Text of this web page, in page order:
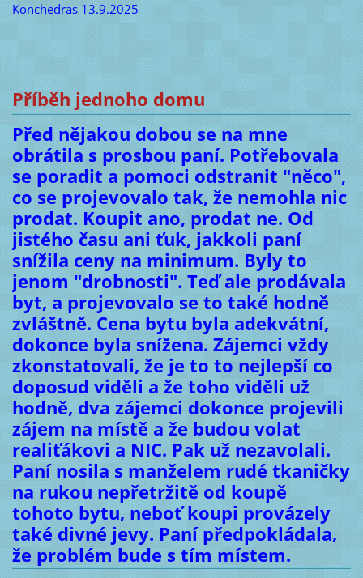
Konchedras 13.9.2025
Příběh jednoho domu
Před nějakou dobou se na mne
obrátila s prosbou paní. Potřebovala
se poradit a pomoci odstranit "něco",
co se projevovalo tak, že nemohla nic
prodat. Koupit ano, prodat ne. Od
jistého času ani ťuk, jakkoli paní
snížila ceny na minimum. Byly to
jenom "drobnosti". Teď ale prodávala
byt, a projevovalo se to také hodně
zvláštně. Cena bytu byla adekvátní,
dokonce byla snížena. Zájemci vždy
zkonstatovali, že je to to nejlepší co
doposud viděli a že toho viděli už
hodně, dva zájemci dokonce projevili
zájem na místě a že budou volat
realiťákovi a NIC. Pak už nezavolali.
Paní nosila s manželem rudé tkaničky
na rukou nepřetržitě od koupě
tohoto bytu, neboť koupi provázely
také divné jevy. Paní předpokládala,
že problém bude s tím místem.